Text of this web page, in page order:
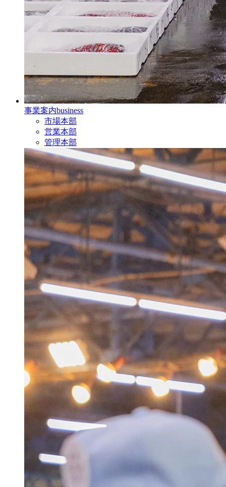
事業案内business
市場本部
営業本部
管理本部